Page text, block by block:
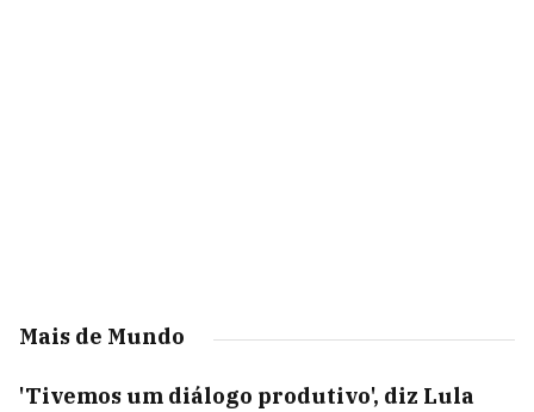
Mais de Mundo
'Tivemos um diálogo produtivo', diz Lula